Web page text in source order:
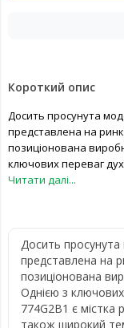
Короткий опис
Досить просунута
представлена на
позиціонована
ключових переваг
Читати далі...
Досить
представлена на
позиціонована
Однією з
774G2B1 є
також широкий